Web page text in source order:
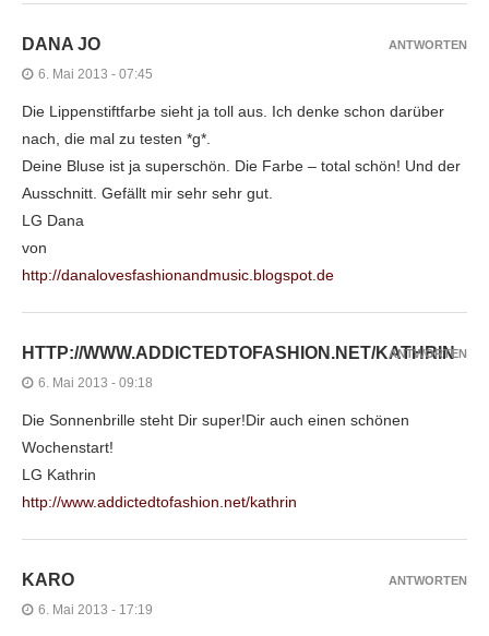
DANA JO
6. Mai 2013 - 07:45
Die Lippenstiftfarbe sieht ja toll aus. Ich denke schon darüber
nach, die mal zu testen *g*.
Deine Bluse ist ja superschön. Die Farbe – total schön! Und der
Ausschnitt. Gefällt mir sehr sehr gut.
LG Dana
von
http://danalovesfashionandmusic.blogspot.de
ANTWORTEN
HTTP://WWW.ADDICTEDTOFASHION.NET/KATHRIN
6. Mai 2013 - 09:18
Die Sonnenbrille steht Dir super!Dir auch einen schönen
Wochenstart!
LG Kathrin
http://www.addictedtofashion.net/kathrin
ANTWORTEN
KARO
6. Mai 2013 - 17:19
ANTWORTEN